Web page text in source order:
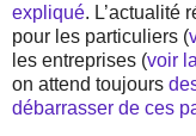
expliqué. L’actualité
pour les particuliers (
les entreprises (voir
on attend toujours
débarrasser de ces